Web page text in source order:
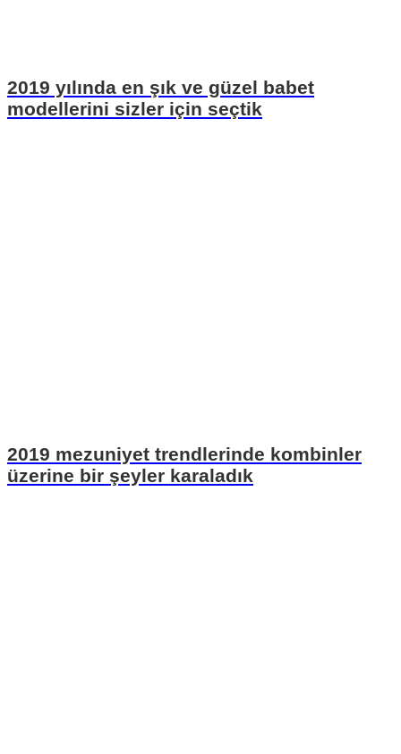
2019 yılında en şık ve güzel babet
modellerini sizler için seçtik
2019 mezuniyet trendlerinde kombinler
üzerine bir şeyler karaladık